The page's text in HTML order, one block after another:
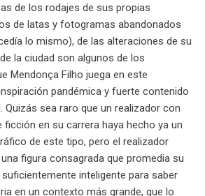
de los rodajes de sus propias
de latas y fotogramas abandonados
lo mismo), de las alteraciones de su
la ciudad son algunos de los
Mendonça Filho juega en este
pandémica y fuerte contenido
Quizás sea raro que un realizador con
en su carrera haya hecho ya un
de este tipo, pero el realizador
figura consagrada que promedia su
inteligente para saber
en un contexto más grande, que lo